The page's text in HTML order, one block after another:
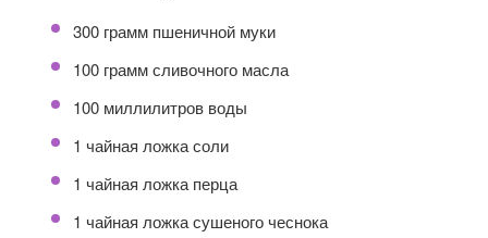
300 грамм пшеничной муки
100 грамм сливочного масла
100 миллилитров воды
1 чайная ложка соли
1 чайная ложка перца
1 чайная ложка сушеного чеснока